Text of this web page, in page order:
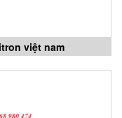
việt nam